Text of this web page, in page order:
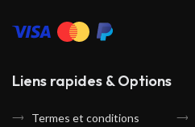
Liens rapides & Options
Termes et conditions